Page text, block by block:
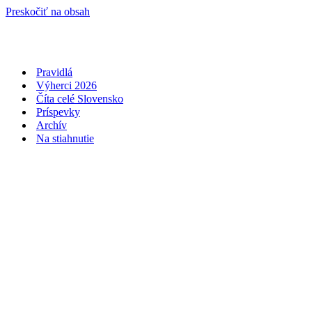
Preskočiť na obsah
Pravidlá
Výherci 2026
Číta celé Slovensko
Príspevky
Archív
Na stiahnutie